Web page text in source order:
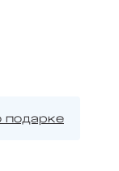
подарке